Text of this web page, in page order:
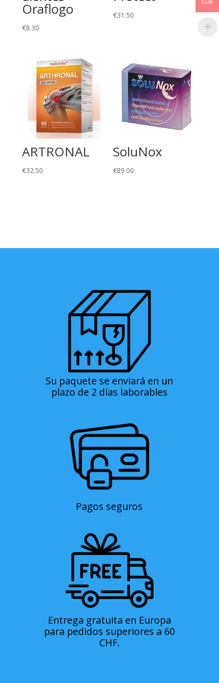
Oraflogo
€8.30
€31.50
ARTRONAL
€32.50
SoluNox
€89.00
Su paquete se enviará en un
plazo de 2 días laborables
Pagos seguros
Entrega gratuita en Europa
para pedidos superiores a 60
CHF.
EUR